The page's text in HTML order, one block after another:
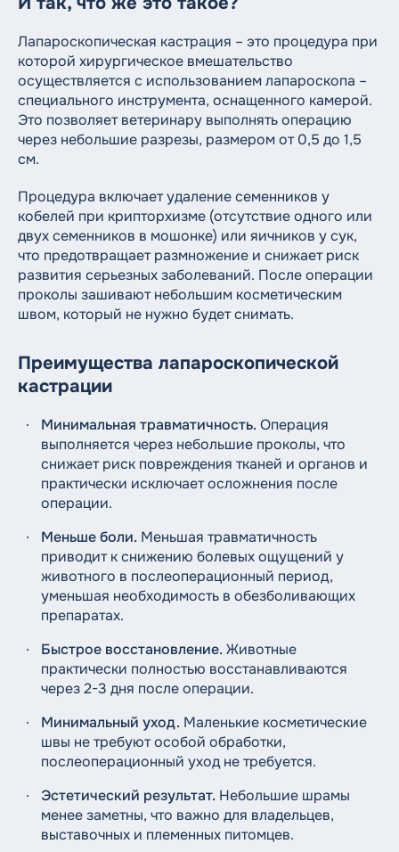
Лапароскопическая кастрация – это процедура при
которой хирургическое вмешательство
осуществляется с использованием лапароскопа –
специального инструмента, оснащенного камерой.
Это позволяет ветеринару выполнять операцию
через небольшие разрезы, размером от 0,5 до 1,5
см.
Процедура включает удаление семенников у
кобелей при крипторхизме (отсутствие одного или
двух семенников в мошонке) или яичников у сук,
что предотвращает размножение и снижает риск
развития серьезных заболеваний. После операции
проколы зашивают небольшим косметическим
швом, который не нужно будет снимать.
Преимущества лапароскопической
кастрации
Минимальная травматичность. Операция
выполняется через небольшие проколы, что
снижает риск повреждения тканей и органов и
практически исключает осложнения после
операции.
Меньше боли. Меньшая травматичность
приводит к снижению болевых ощущений у
животного в послеоперационный период,
уменьшая необходимость в обезболивающих
препаратах.
Быстрое восстановление. Животные
практически полностью восстанавливаются
через 2-3 дня после операции.
Минимальный уход. Маленькие косметические
швы не требуют особой обработки,
послеоперационный уход не требуется.
Эстетический результат. Небольшие шрамы
менее заметны, что важно для владельцев,
выставочных и племенных питомцев.